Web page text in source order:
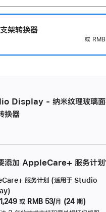
架转换器
或
Display - 纳米纹理玻璃
换器
添加 AppleCare+ 服务计划
服务计划 (适用于 Studio
或 RMB 53/月 (24 期)